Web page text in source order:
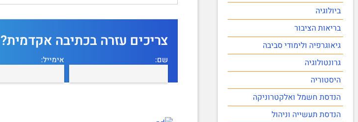
ביולוגיה
בריאות הציבור
גיאוגרפיה ולימודי סביבה
גרונטולוגיה
היסטוריה
הנדסת חשמל ואלקטרוניקה
הנדסת תעשייה וניהול
צריכים עזרה בכתיבה אקדמית?
שם: אימייל: